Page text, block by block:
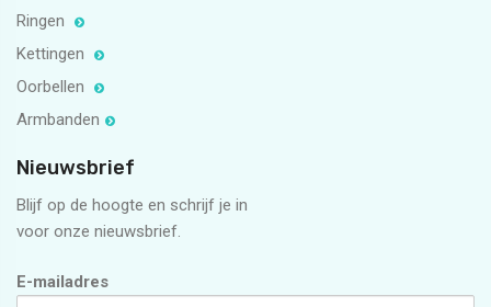
Ringen
Kettingen
Oorbellen
Armbanden
Nieuwsbrief
Blijf op de hoogte en schrijf je in
voor onze nieuwsbrief.
E-mailadres